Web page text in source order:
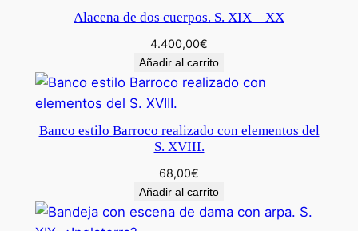
I
a
i
d
Alacena de dos cuerpos. S. XIX – XX
4.400,00€
Añadir al carrito
Banco estilo Barroco realizado con elementos del
S. XVIII.
68,00€
Añadir al carrito